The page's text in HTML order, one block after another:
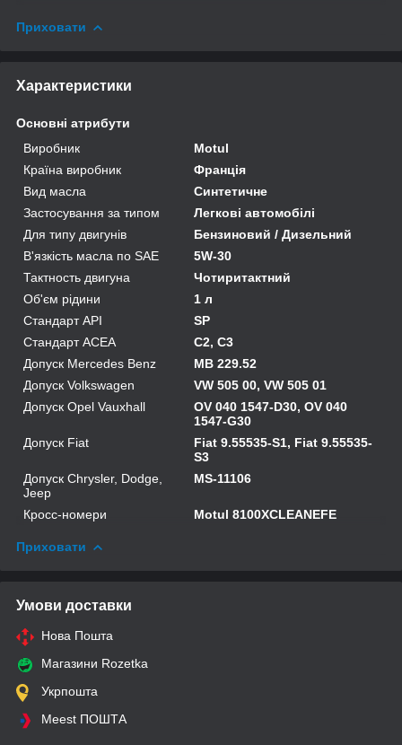
Приховати
Характеристики
Основні атрибути
Виробник
Motul
Країна виробник
Франція
Вид масла
Синтетичне
Застосування за типом
Легкові автомобілі
Для типу двигунів
Бензиновий / Дизельний
В'язкість масла по SAE
5W-30
Тактность двигуна
Чотиритактний
Об'єм рідини
1 л
Стандарт API
SP
Стандарт ACEA
C2, C3
Допуск Mercedes Benz
MB 229.52
Допуск Volkswagen
VW 505 00, VW 505 01
Допуск Opel Vauxhall
OV 040 1547-D30, OV 040
1547-G30
Допуск Fiat
Fiat 9.55535-S1, Fiat 9.55535-
S3
Допуск Chrysler, Dodge,
Jeep
MS-11106
Кросс-номери Motul 8100XCLEANEFE
Приховати
Умови доставки
Нова Пошта
Магазини Rozetka
Укрпошта
Meest ПОШТА